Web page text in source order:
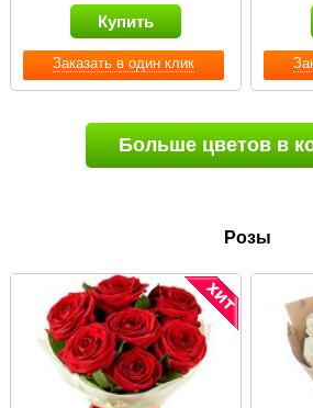
Заказать в один клик
Купить
Больше цветов в
Розы